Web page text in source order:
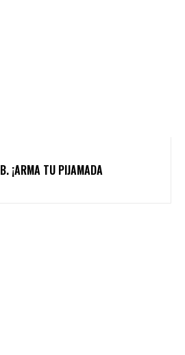
¡ARMA TU PIJAMADA